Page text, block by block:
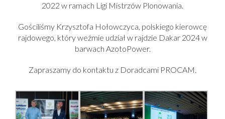
2022 w ramach Ligi Mistrzów Plonowania.
Gościliśmy Krzysztofa Hołowczyca, polskiego kierowcę
rajdowego, który weźmie udział w rajdzie Dakar 2024 w
barwach AzotoPower.
Zapraszamy do kontaktu z Doradcami PROCAM.